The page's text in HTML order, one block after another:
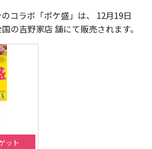
コラボ「ポケ盛」は、 12月19日
国の吉野家店 舗にて販売されます。
ット